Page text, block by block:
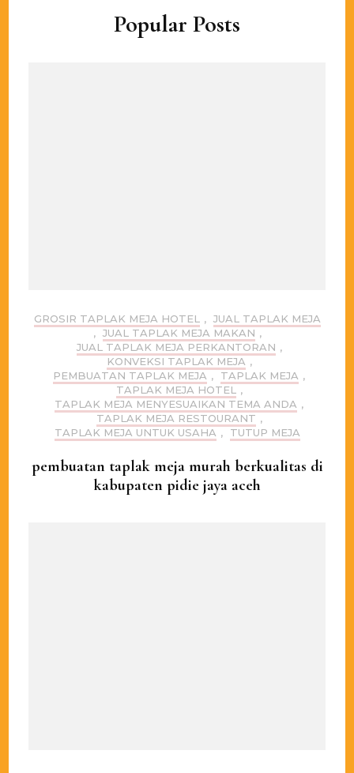
Popular Posts
GROSIR TAPLAK MEJA HOTEL , JUAL TAPLAK MEJA
, JUAL TAPLAK MEJA MAKAN ,
JUAL TAPLAK MEJA PERKANTORAN ,
KONVEKSI TAPLAK MEJA ,
PEMBUATAN TAPLAK MEJA , TAPLAK MEJA ,
TAPLAK MEJA HOTEL
,
TAPLAK MEJA MENYESUAIKAN TEMA ANDA ,
TAPLAK MEJA RESTOURANT ,
TAPLAK MEJA UNTUK USAHA , TUTUP MEJA
pembuatan taplak meja murah berkualitas di
kabupaten pidie jaya aceh